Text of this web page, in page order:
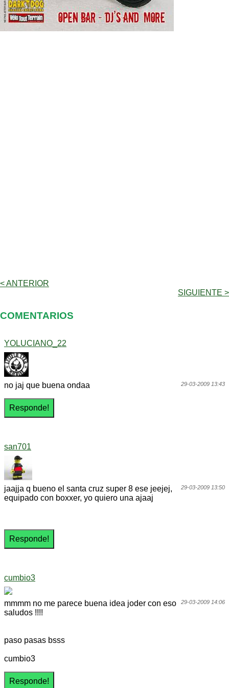
< ANTERIOR
SIGUIENTE >
COMENTARIOS
YOLUCIANO_22
29-03-2009 13:43
no jaj que buena ondaa
san701
29-03-2009 13:50
jaajja q bueno el santa cruz super 8 ese jeejej,
equipado con boxxer, yo quiero una ajaaj
cumbio3
29-03-2009 14:06
mmmm no me parece buena idea joder con eso
saludos !!!!
paso pasas bsss
cumbio3